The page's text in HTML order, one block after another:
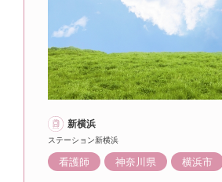
新横浜
ステーション新横浜
看護師 神奈川県 横浜市